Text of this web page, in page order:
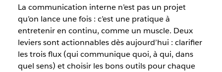
La communication interne n’est pas un projet
qu’on lance une fois : c’est une pratique à
entretenir en continu, comme un muscle. Deux
leviers sont actionnables dès aujourd’hui : clarifier
les trois flux (qui communique quoi, à qui, dans
quel sens) et choisir les bons outils pour chaque